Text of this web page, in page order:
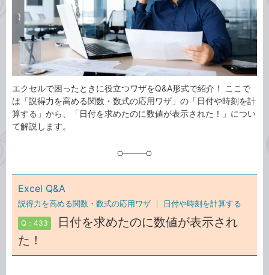
エクセルで困ったときに役立つワザをQ&A形式で紹介！ ここで
は「説得力を高める関数・数式の応用ワザ」の「日付や時刻を計
算する」から、「日付を求めたのに数値が表示された！」につい
て解説します。
Excel Q&A
説得力を高める関数・数式の応用ワザ ｜ 日付や時刻を計算する
Q：433
日付を求めたのに数値が表示され
た！